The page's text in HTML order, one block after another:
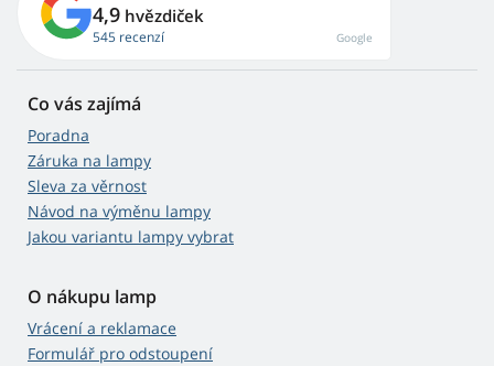
4,9 hvězdiček
545 recenzí Google
Co vás zajímá
Poradna
Záruka na lampy
Sleva za věrnost
Návod na výměnu lampy
Jakou variantu lampy vybrat
O nákupu lamp
Vrácení a reklamace
Formulář pro odstoupení